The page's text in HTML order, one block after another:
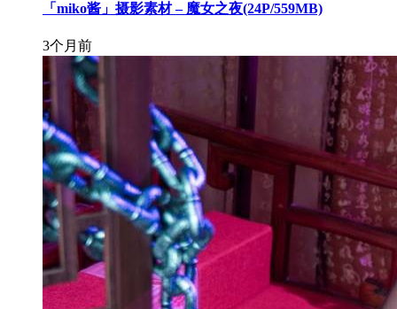
「miko酱」摄影素材 – 魔女之夜(24P/559MB)
3个月前